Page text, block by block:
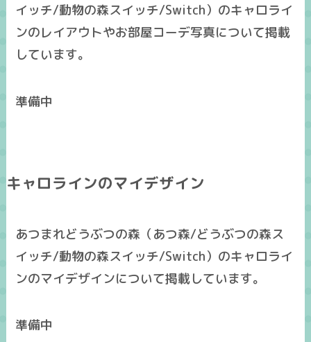
イッチ/動物の森スイッチ/Switch）のキャロライ
ンのレイアウトやお部屋コーデ写真について掲載
しています。
準備中
キャロラインのマイデザイン
あつまれどうぶつの森（あつ森/どうぶつの森ス
イッチ/動物の森スイッチ/Switch）のキャロライ
ンのマイデザインについて掲載しています。
準備中